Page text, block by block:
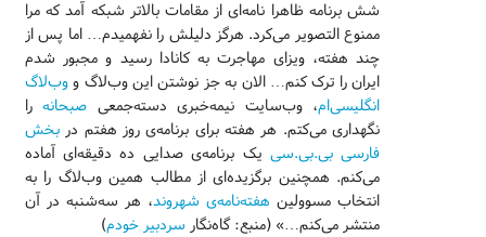
شش برنامه ظاهرا نامه‌ای از مقامات بالاتر شبکه آمد که مرا
ممنوع التصویر می‌کرد. هرگز دلیلش را نفهمیدم… اما پس از
چند هفته، ویزای مهاجرت به کانادا رسید و مجبور شدم
ایران را ترک کنم… الان به جز نوشتن این وب‌لاگ ووب‌لاگ
انگلیسی‌ام، وب‌سایت نیمه‌خبری دسته‌جمعی صبحانهرا
نگهداری می‌کتم. هر هفته برای برنامه‌ی روز هفتم در بخش
فارسی بی.بی.سی یک برنامه‌ی صدایی ده دقیقه‌ای آماده
می‌کنم. همچنین برگزیده‌ای از مطالب همین وب‌لاگ را به
انتخاب مسوولین هفته‌نامه‌ی شهروند، هر سه‌شنبه در آن
منتشر می‌کنم…» (منبع: گاه‌نگار سردبیر خودم)